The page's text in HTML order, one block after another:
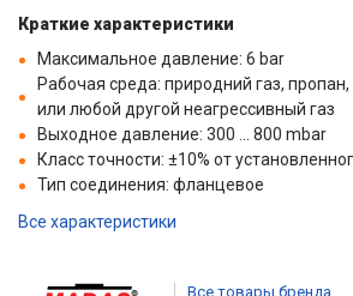
Краткие характеристики
Максимальное давление: 6 bar
Рабочая среда: природний газ, пропан,
или любой другой неагрессивный газ
Выходное давление: 300 ... 800 mbar
Класс точности: ±10% от
Тип соединения: фланцевое
Все характеристики
Все товары бренда